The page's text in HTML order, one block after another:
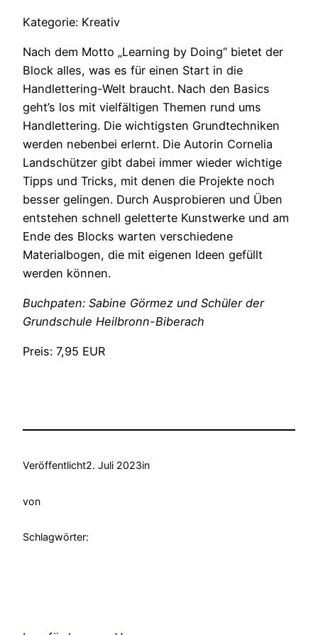
Kategorie: Kreativ
Nach dem Motto „Learning by Doing“ bietet der
Block alles, was es für einen Start in die
Handlettering-Welt braucht. Nach den Basics
geht’s los mit vielfältigen Themen rund ums
Handlettering. Die wichtigsten Grundtechniken
werden nebenbei erlernt. Die Autorin Cornelia
Landschützer gibt dabei immer wieder wichtige
Tipps und Tricks, mit denen die Projekte noch
besser gelingen. Durch Ausprobieren und Üben
entstehen schnell geletterte Kunstwerke und am
Ende des Blocks warten verschiedene
Materialbogen, die mit eigenen Ideen gefüllt
werden können.
Buchpaten: Sabine Görmez und Schüler der
Grundschule Heilbronn-Biberach
Preis: 7,95 EUR
Veröffentlicht2. Juli 2023in
von
Schlagwörter: